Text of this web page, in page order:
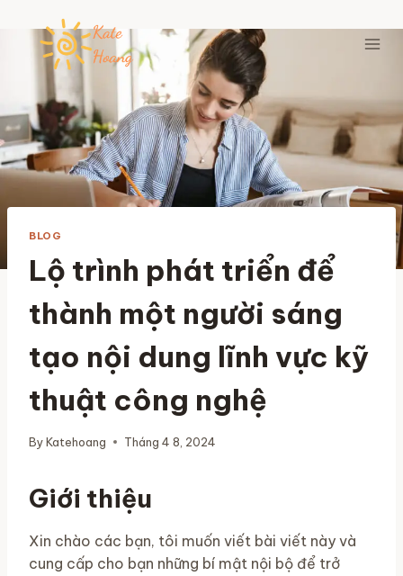
content
BLOG
Lộ trình phát triển để
thành một người sáng
tạo nội dung lĩnh vực kỹ
thuật công nghệ
ByKatehoang Tháng 4 8, 2024
Giới thiệu
Xin chào các bạn, tôi muốn viết bài viết này và
cung cấp cho bạn những bí mật nội bộ để trở